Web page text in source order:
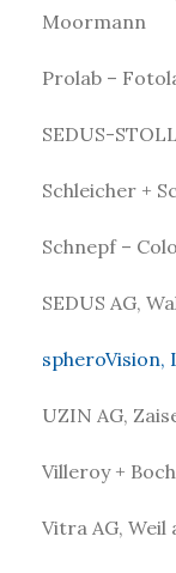
Moormann
Prolab –
SEDUS-
Schleicher +
Schnepf –
SEDUS AG,
UZIN AG,
Villeroy +
Vitra AG, Weil